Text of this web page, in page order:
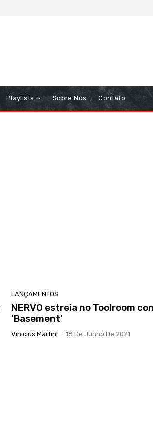
Playlists Sobre Nós Contato
LANÇAMENTOS
NERVO estreia no Toolroom
‘Basement’
Vinicius Martini - 18 De Junho De 2021